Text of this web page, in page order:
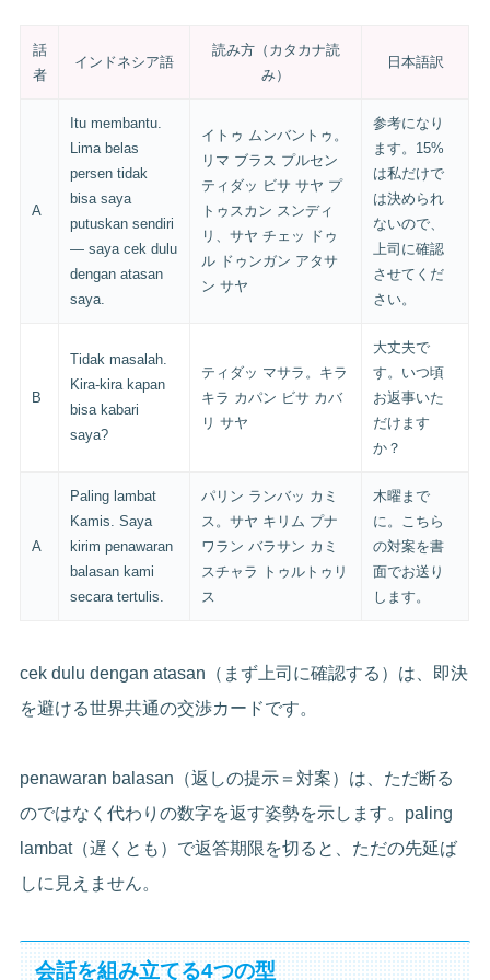
話
者
インドネシア語
読み方（カタカナ読
み）
日本語訳
A
Itu membantu.
Lima belas
persen tidak
bisa saya
putuskan sendiri
— saya cek dulu
dengan atasan
saya.
イトゥ ムンバントゥ。
リマ ブラス プルセン
ティダッ ビサ サヤ プ
トゥスカン スンディ
リ、サヤ チェッ ドゥ
ル ドゥンガン アタサ
ン サヤ
参考になり
ます。15%
は私だけで
は決められ
ないので、
上司に確認
させてくだ
さい。
B
Tidak masalah.
Kira-kira kapan
bisa kabari
saya?
ティダッ マサラ。キラ
キラ カパン ビサ カバ
リ サヤ
大丈夫で
す。いつ頃
お返事いた
だけます
か？
A
Paling lambat
Kamis. Saya
kirim penawaran
balasan kami
secara tertulis.
パリン ランバッ カミ
ス。サヤ キリム プナ
ワラン バラサン カミ
スチャラ トゥルトゥリ
ス
木曜まで
に。こちら
の対案を書
面でお送り
します。
cek dulu dengan atasan（まず上司に確認する）は、即決
を避ける世界共通の交渉カードです。
penawaran balasan（返しの提示＝対案）は、ただ断る
のではなく代わりの数字を返す姿勢を示します。paling
lambat（遅くとも）で返答期限を切ると、ただの先延ば
しに見えません。
会話を組み立てる4つの型